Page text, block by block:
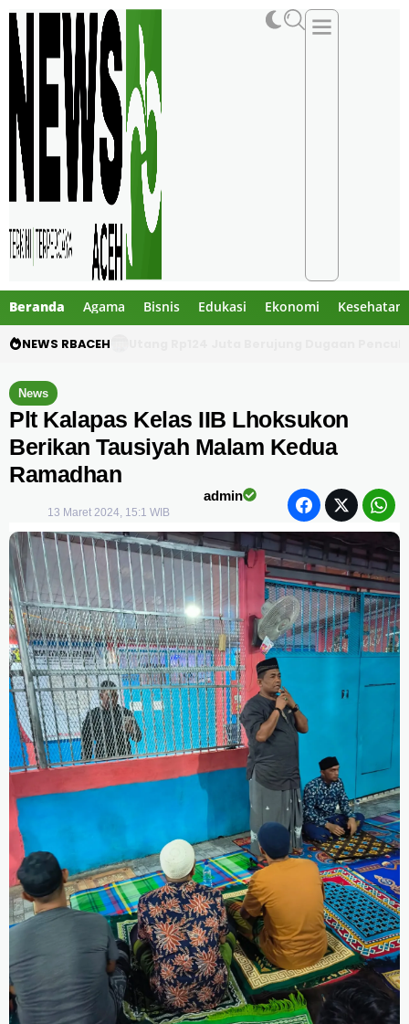
Beranda Agama Bisnis Edukasi Ekonomi Kesehatan
NEWS RBACEH
News
Plt Kalapas Kelas IIB Lhoksukon
Berikan Tausiyah Malam Kedua
Ramadhan
admin
13 Maret 2024, 15:1 WIB